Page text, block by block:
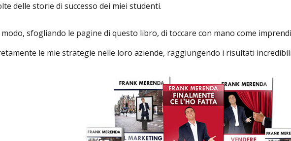
delle storie di successo dei miei studenti.
sfogliando le pagine di questo libro, di toccare con mano come
le mie strategie nelle loro aziende, raggiungendo i risultati